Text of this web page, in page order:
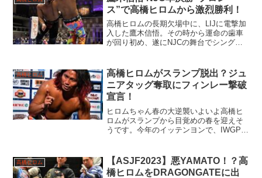
ス”で高橋ヒロムから激烈勝利！
高橋ヒロムの長期欠場中に、LIJに電撃加
入した鷹木信悟。その時から運命の歯車
が回り初め、遂にNJCの舞台でシングル
高橋ヒロム
高橋ヒロムがスランプ脱出？ジュ
ニアタッグ奪取にフィンレー撃破
宣言！
ヒロムちゃん春の大逆襲いよいよ高橋ヒ
ロムがスランプから目覚めの春を迎えそ
うです。今年のイッテンヨンで、IWGPジ
た。その後も、メキシコからの間柄であ
るDOUKIにシング...
高橋ヒロム
【ASJF2023】悪YAMATO！？高
橋ヒロムをDRAGONGATEに出